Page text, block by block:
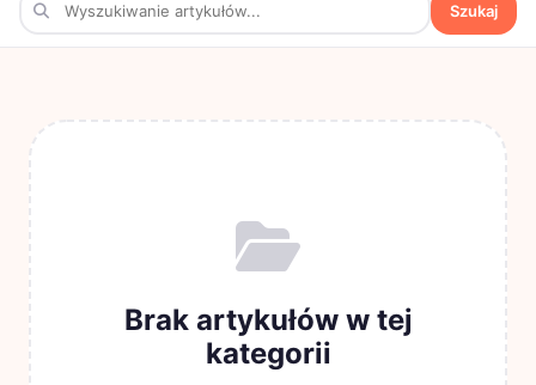
Szukaj
Brak artykułów w tej
kategorii